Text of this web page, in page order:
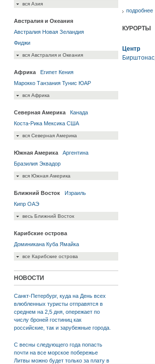
вся Азия
Австралия и Океания
Австралия Новая Зеландия
Фиджи
вся Австралия и Океания
Африка Египет Кения
Марокко Танзания Тунис ЮАР
вся Африка
Северная Америка
Канада
Коста-Рика Мексика США
вся Северная Америка
Южная Америка
Аргентина
Бразилия Эквадор
вся Южная Америка
Ближний Восток
Израиль
Кипр ОАЭ
весь Ближний Восток
Карибские острова
Доминикана Куба Ямайка
все Карибские острова
НОВОСТИ
Санкт-Петербург, куда на День всех
влюбленных туристы отправятся в
среднем на 2,5 дня, опережает по
числу броней гостиниц как
российские, так и зарубежные города.
С весны следующего года попасть
почти на все морское побережье
Литвы можно будет только за плату в
подробнее
КУРОРТЫ
Центр
Бирштонас